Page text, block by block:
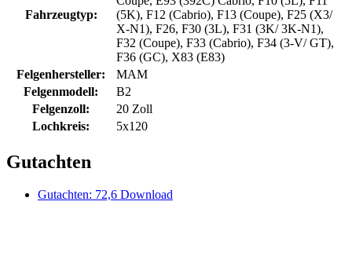
Fahrzeugtyp:
(5K), F12 (Cabrio), F13 (Coupe), F25 (X3/
X-N1), F26, F30 (3L), F31 (3K/ 3K-N1),
F32 (Coupe), F33 (Cabrio), F34 (3-V/ GT),
F36 (GC), X83 (E83)
Felgenhersteller:
MAM
Felgenmodell:
B2
Felgenzoll:
20 Zoll
Lochkreis:
5x120
Gutachten
Gutachten: 72,6 Download